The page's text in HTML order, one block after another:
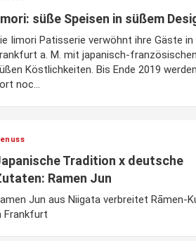
süße Speisen in süßem
Iimori Patisserie verwöhnt ihre Gäste in
a. M. mit japanisch-französischen
Köstlichkeiten. Bis Ende 2019 werden
noc...
Tradition x deutsche
Ramen Jun
Jun aus Niigata verbreitet Rāmen-
Frankfurt